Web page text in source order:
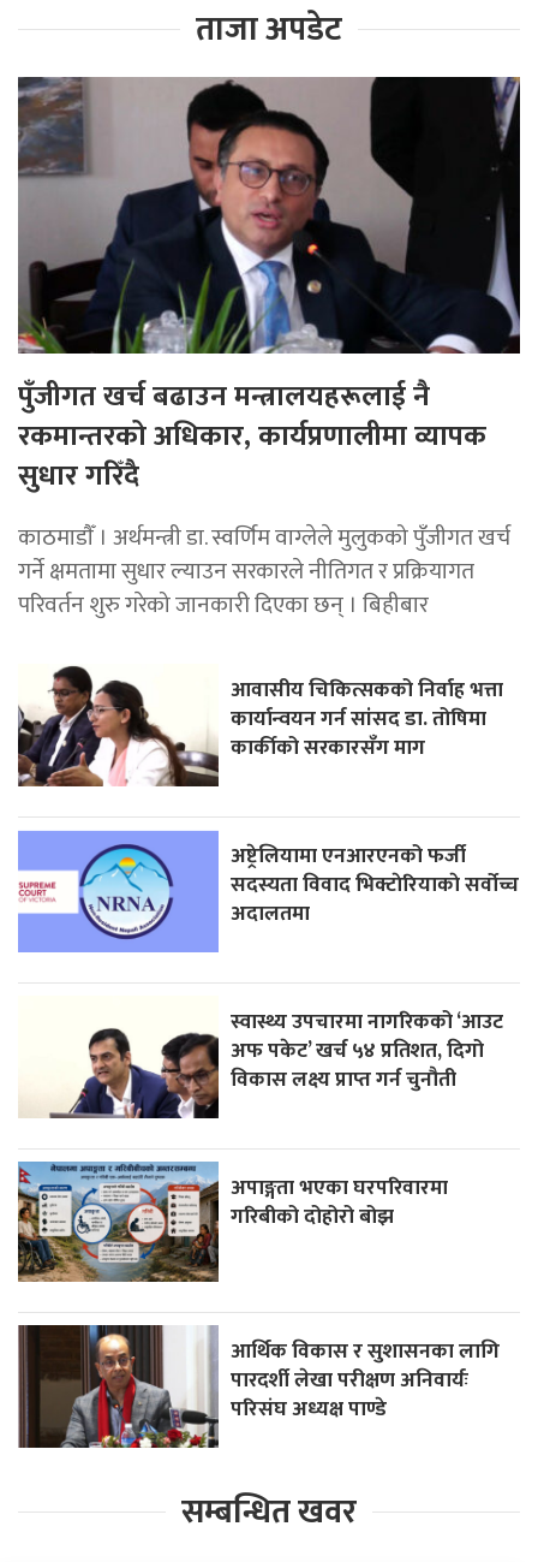
ताजा अपडेट
पुँजीगत खर्च बढाउन मन्त्रालयहरूलाई नै
रकमान्तरको अधिकार, कार्यप्रणालीमा व्यापक
सुधार गरिँदै
काठमाडाैँ । अर्थमन्त्री डा. स्वर्णिम वाग्लेले मुलुकको पुँजीगत खर्च
गर्ने क्षमतामा सुधार ल्याउन सरकारले नीतिगत र प्रक्रियागत
परिवर्तन शुरु गरेको जानकारी दिएका छन् । बिहीबार
आवासीय चिकित्सकको निर्वाह भत्ता
कार्यान्वयन गर्न सांसद डा. तोषिमा
कार्कीको सरकारसँग माग
अष्ट्रेलियामा एनआरएनको फर्जी
सदस्यता विवाद भिक्टाेरियाकाे सर्वोच्च
अदालतमा
स्वास्थ्य उपचारमा नागरिकको ‘आउट
अफ पकेट’ खर्च ५४ प्रतिशत, दिगो
विकास लक्ष्य प्राप्त गर्न चुनौती
अपाङ्गता भएका घरपरिवारमा
गरिबीको दोहोरो बोझ
आर्थिक विकास र सुशासनका लागि
पारदर्शी लेखा परीक्षण अनिवार्यः
परिसंघ अध्यक्ष पाण्डे
सम्बन्धित खवर